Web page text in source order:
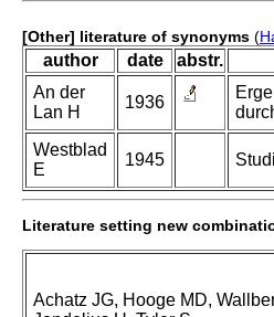
[Other] literature of synonyms (
author date abstr.
An der
Lan H
1936
Westblad
E
1945
Literature setting new
Achatz JG, Hooge MD,